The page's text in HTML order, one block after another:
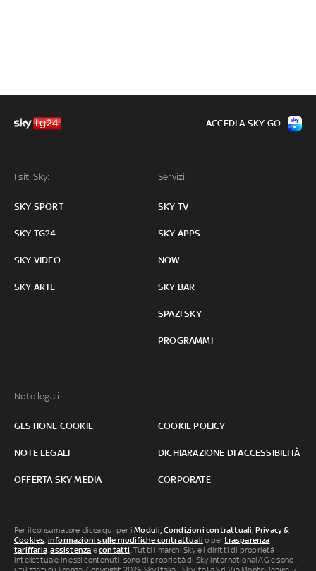
I siti Sky:
SKY SPORT
SKY TG24
SKY VIDEO
SKY ARTE
Servizi:
SKY TV
SKY APPS
NOW
SKY BAR
SPAZI SKY
PROGRAMMI
Note legali:
GESTIONE COOKIE COOKIE POLICY
NOTE LEGALI DICHIARAZIONE DI ACCESSIBILITÀ
OFFERTA SKY MEDIA CORPORATE
ACCEDI A SKY GO
Per il consumatore clicca qui per iModuli, Condizioni contrattuali, Privacy &
Cookies, informazioni sulle modifiche contrattuali o pertrasparenza
tariffaria,assistenza econtatti. Tutti i marchi Sky e i diritti di proprietà
intellettuale in essi contenuti, sono di proprietà di Sky international AG e sono